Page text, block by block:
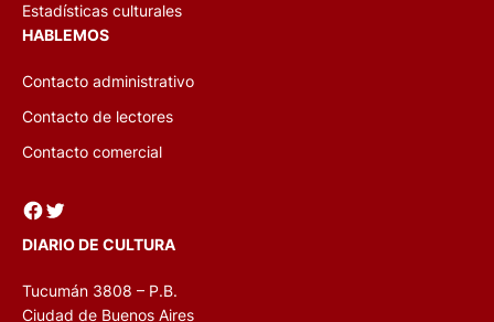
Estadísticas culturales
HABLEMOS
Contacto administrativo
Contacto de lectores
Contacto comercial
Facebook Twitter
DIARIO DE CULTURA
Tucumán 3808 – P.B.
Ciudad de Buenos Aires